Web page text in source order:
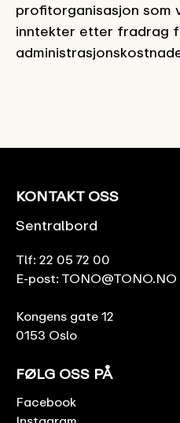
profitorganisasjon som
inntekter etter fradrag
KONTAKT OSS
Sentralbord
Tlf: 22 05 72 00
E-post: TONO@TONO.NO
Kongens gate 12
0153 Oslo
FØLG OSS PÅ
Facebook